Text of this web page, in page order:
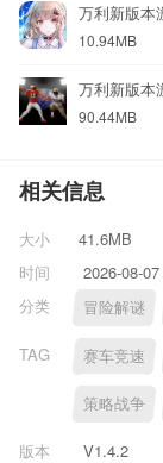
万利新版本
10.94MB
万利新版本
90.44MB
相关信息
大小
41.6MB
时间
2026-08-
分类
冒险解谜
TAG 赛车竞速
策略战争
版本
V1.4.2